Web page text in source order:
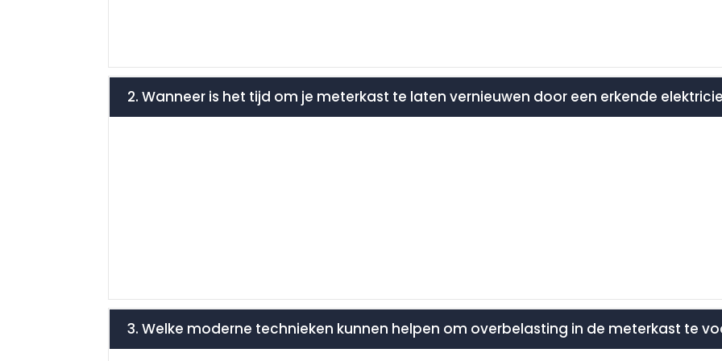
2. Wanneer is het tijd om je meterkast te laten vernieuwen door een erkende
3. Welke moderne technieken kunnen helpen om overbelasting in de meterkast te